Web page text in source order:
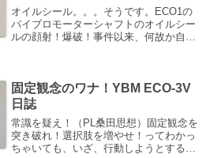
オイルシール。。。そうです。ECO1の
バイブロモーターシャフトのオイルシー
ルの顔射！爆破！事件以来、何故か自分
ると楽しいし、何か妙に引き...
固定観念のワナ！YBM ECO-3V
日誌
常識を疑え！（PL桑田思想）固定観念を
突き破れ！選択肢を増やせ！ってわかっ
ちゃいても、いざ、行動しようとする